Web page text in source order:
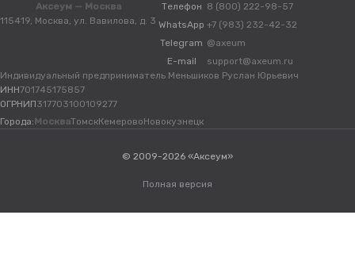
Аксеум — Москва
115419, Москва, ул. Вавилова, д. 3
Телефон 8 (800) 222-98-57
WhatsApp +7 (983) 232-42-32
Telegram @axeum
E-mail
support@axeum.ru
Индивидуальный предприниматель Меньшиков Руслан Юрьевич
ИНН701745175857
ОГРНИП317703100109277
Города: МоскваТомскКемеровоНовокузнецк
© 2009-2026 «Аксеум»
Полная версия